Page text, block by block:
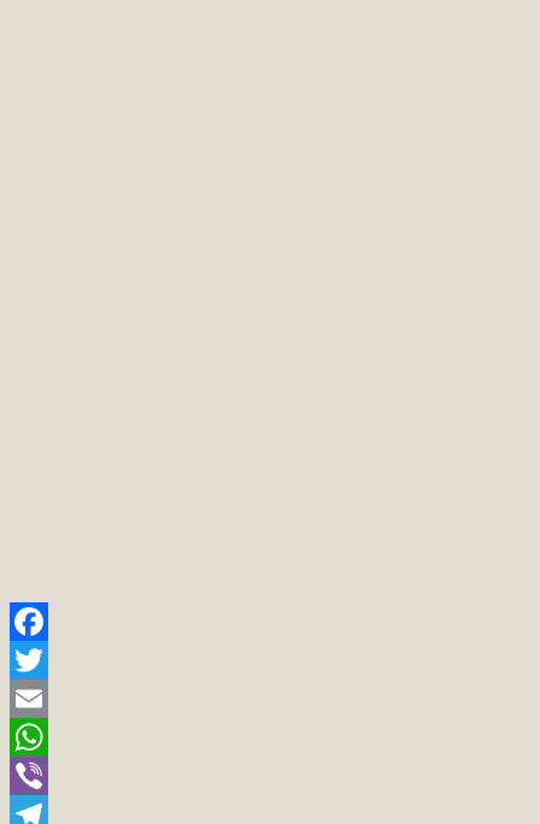
Facebook
Twitter
Email
WhatsApp
Viber